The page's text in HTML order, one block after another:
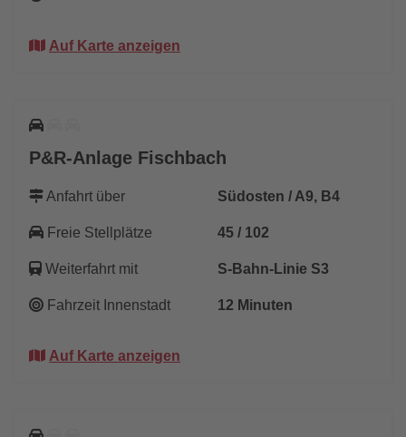
Auf Karte anzeigen
P&R-Anlage Fischbach
Anfahrt über Südosten / A9, B4
Freie Stellplätze 45 / 102
Weiterfahrt mit S-Bahn-Linie S3
Fahrzeit Innenstadt 12 Minuten
Auf Karte anzeigen